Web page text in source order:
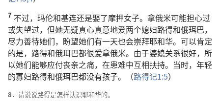
7 不过，玛伦和基连还是娶了摩押女子。拿俄米可能担心过
或失望过，但她无疑真心真意地爱两个媳妇路得和俄珥巴，
尽力善待她们，盼望她们有一天也会崇拜耶和华。可以肯定
的是，路得和俄珥巴都很爱拿俄米。由于婆媳关系很好，所
以她们能够应付丧亲之痛，在患难中互相扶持。当时，年轻
的寡妇路得和俄珥巴都没有孩子。（路得记1:5）
8． 请说说路得是怎样认识耶和华的。